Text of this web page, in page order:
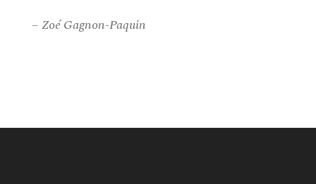
– Zoé Gagnon-Paquin